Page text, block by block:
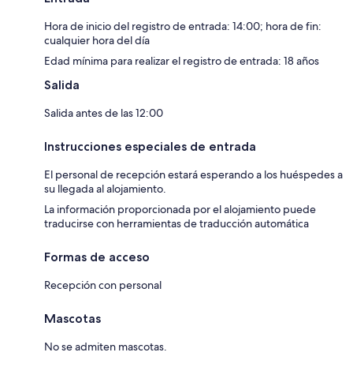
Hora de inicio del registro de entrada: 14:00; hora de fin:
cualquier hora del día
Edad mínima para realizar el registro de entrada: 18 años
Salida
Salida antes de las 12:00
Instrucciones especiales de entrada
El personal de recepción estará esperando a los huéspedes a
su llegada al alojamiento.
La información proporcionada por el alojamiento puede
traducirse con herramientas de traducción automática
Formas de acceso
Recepción con personal
Mascotas
No se admiten mascotas.